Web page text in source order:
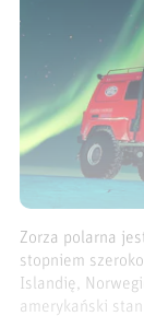
Zorza polarna
stopniem
Islandię,
amerykański